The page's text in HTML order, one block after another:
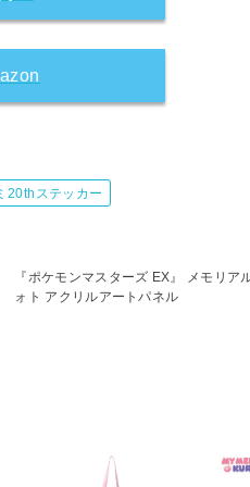
20thステッカー
『ポケモンマスターズ EX』 メモリア
ォト アクリルアートパネル